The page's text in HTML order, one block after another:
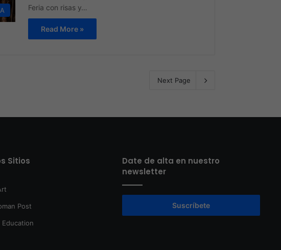
Feria con risas y…
Read More »
Next Page
Sitios
Post
Education
Date de alta en nuestro
newsletter
Suscríbete